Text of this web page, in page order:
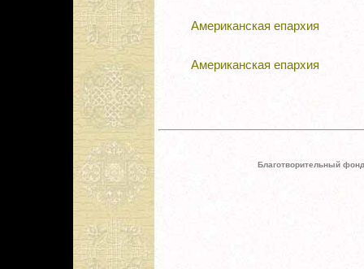
Американская епархия
Американская епархия
Благотворительный